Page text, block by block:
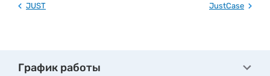
JUST JustCase
График работы